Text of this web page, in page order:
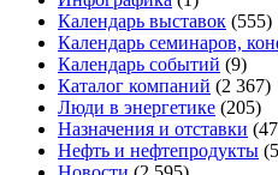
Календарь выставок (555)
Календарь семинаров,
Календарь событий (9)
Каталог компаний (2 367)
Люди в энергетике (205)
Назначения и отставки
Нефть и нефтепродукты